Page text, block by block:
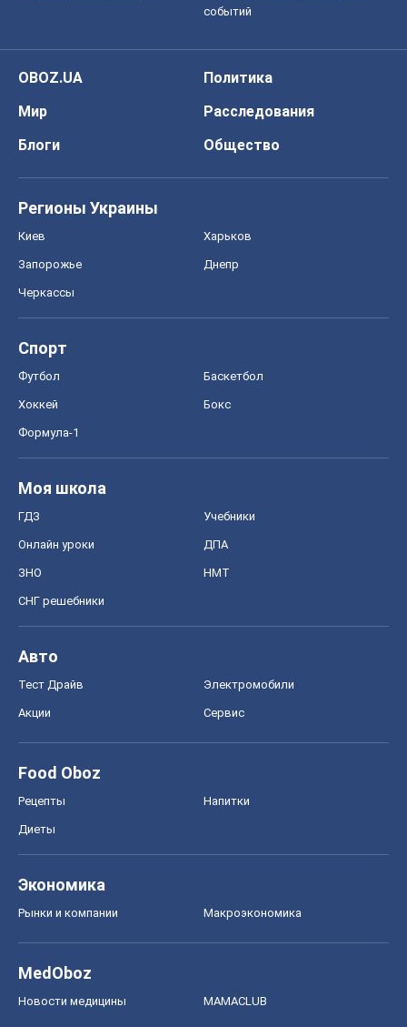
событий
OBOZ.UA
Политика
Мир
Расследования
Блоги
Общество
Регионы Украины
Киев Харьков
Запорожье Днепр
Черкассы
Спорт
Футбол Баскетбол
Хоккей Бокс
Формула-1
Моя школа
ГДЗ Учебники
Онлайн уроки ДПА
ЗНО НМТ
СНГ решебники
Авто
Тест Драйв Электромобили
Акции Сервис
Food Oboz
Рецепты Напитки
Диеты
Экономика
Рынки и компании Mакроэкономика
MedOboz
Новости медицины MAMACLUB